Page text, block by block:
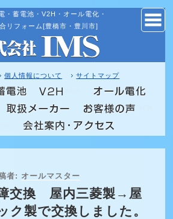
コ
ン
ン
ツ
へ
ス
キ
ッ
プ
・蓄電池・V2H・オール電化・
リフォーム[豊橋市・豊川市]
個人情報について サイトマップ
者: オールマスター
交換 屋内三菱製→屋
ク製で交換しました。